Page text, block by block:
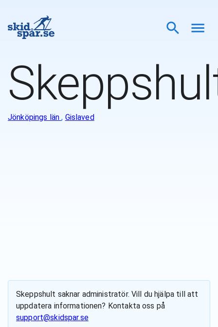
Jönköpings län, Gislaved
Skeppshult saknar administratör. Vill du hjälpa till att
uppdatera informationen? Kontakta oss på
support@skidspar.se